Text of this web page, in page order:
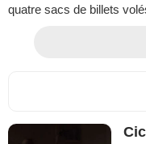
quatre sacs de billets